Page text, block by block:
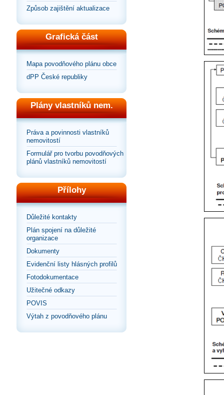
Způsob zajištění aktualizace
Grafická část
Mapa povodňového plánu obce
dPP České republiky
Plány vlastníků nem.
Práva a povinnosti vlastníků
nemovitostí
Formulář pro tvorbu povodňových
plánů vlastníků nemovitostí
Přílohy
Důležité kontakty
Plán spojení na důležité
organizace
Dokumenty
Evidenční listy hlásných profilů
Fotodokumentace
Užitečné odkazy
POVIS
Výtah z povodňového plánu